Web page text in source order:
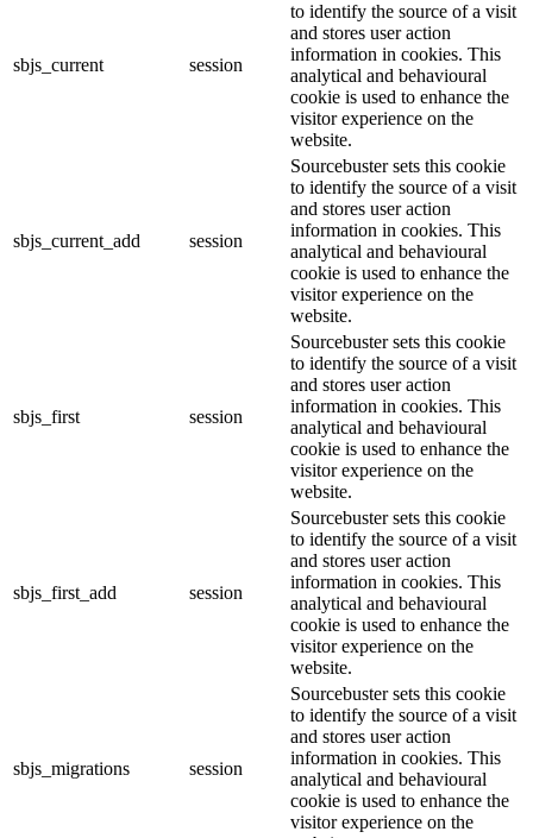
sbjs_current session
to identify the source of a visit
and stores user action
information in cookies. This
analytical and behavioural
cookie is used to enhance the
visitor experience on the
website.
sbjs_current_add session
Sourcebuster sets this cookie
to identify the source of a visit
and stores user action
information in cookies. This
analytical and behavioural
cookie is used to enhance the
visitor experience on the
website.
sbjs_first session
Sourcebuster sets this cookie
to identify the source of a visit
and stores user action
information in cookies. This
analytical and behavioural
cookie is used to enhance the
visitor experience on the
website.
sbjs_first_add session
Sourcebuster sets this cookie
to identify the source of a visit
and stores user action
information in cookies. This
analytical and behavioural
cookie is used to enhance the
visitor experience on the
website.
sbjs_migrations session
Sourcebuster sets this cookie
to identify the source of a visit
and stores user action
information in cookies. This
analytical and behavioural
cookie is used to enhance the
visitor experience on the